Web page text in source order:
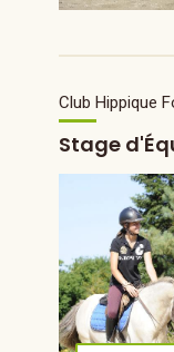
Club Hippique
Stage